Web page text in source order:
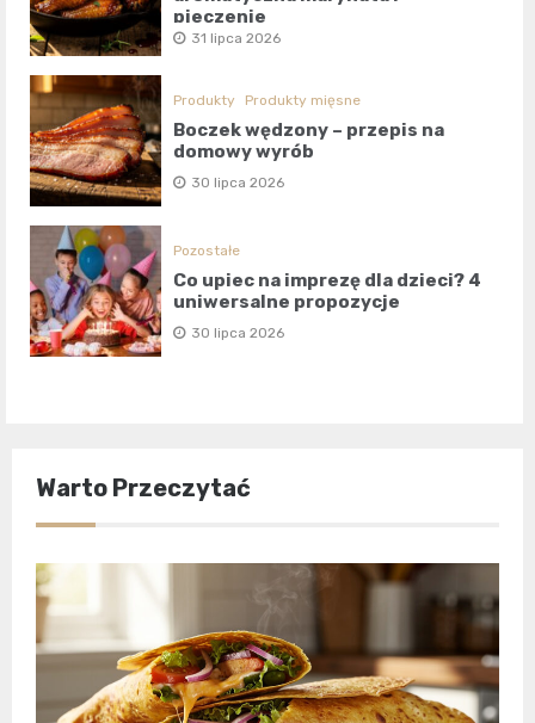
pieczenie
31 lipca 2026
Produkty Produkty mięsne
Boczek wędzony – przepis na
domowy wyrób
30 lipca 2026
Pozostałe
Co upiec na imprezę dla dzieci? 4
uniwersalne propozycje
30 lipca 2026
Warto Przeczytać